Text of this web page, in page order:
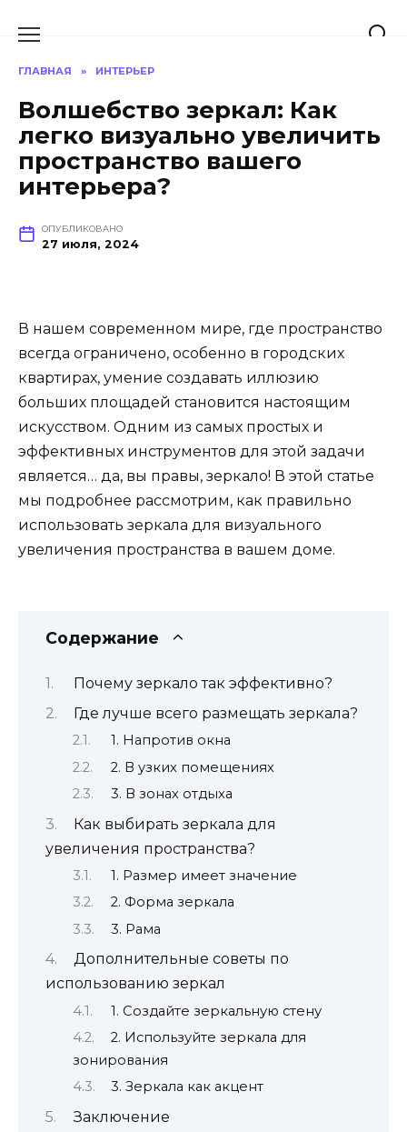
ГЛАВНАЯ » ИНТЕРЬЕР
Волшебство зеркал: Как
легко визуально увеличить
пространство вашего
интерьера?
ОПУБЛИКОВАНО
27 июля, 2024
В нашем современном мире, где пространство
всегда ограничено, особенно в городских
квартирах, умение создавать иллюзию
больших площадей становится настоящим
искусством. Одним из самых простых и
эффективных инструментов для этой задачи
является… да, вы правы, зеркало! В этой статье
мы подробнее рассмотрим, как правильно
использовать зеркала для визуального
увеличения пространства в вашем доме.
Содержание
Почему зеркало так эффективно?
Где лучше всего размещать зеркала?
1. Напротив окна
2. В узких помещениях
3. В зонах отдыха
Как выбирать зеркала для
увеличения пространства?
1. Размер имеет значение
2. Форма зеркала
3. Рама
Дополнительные советы по
использованию зеркал
1. Создайте зеркальную стену
2. Используйте зеркала для
зонирования
3. Зеркала как акцент
Заключение